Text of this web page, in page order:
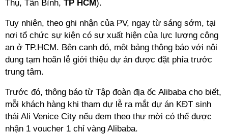
Thụ, Tân Bình, TP HCM).
Tuy nhiên, theo ghi nhận của PV, ngay từ sáng sớm, tại
nơi tổ chức sự kiện có sự xuất hiện của lực lượng công
an ở TP.HCM. Bên cạnh đó, một bảng thông báo với nội
dung tạm hoãn lễ giới thiệu dự án được đặt phía trước
trung tâm.
Trước đó, thông báo từ Tập đoàn địa ốc Alibaba cho biết,
mỗi khách hàng khi tham dự lễ ra mắt dự án KĐT sinh
thái Ali Venice City nếu đem theo thư mời có thể được
nhận 1 voucher 1 chỉ vàng Alibaba.